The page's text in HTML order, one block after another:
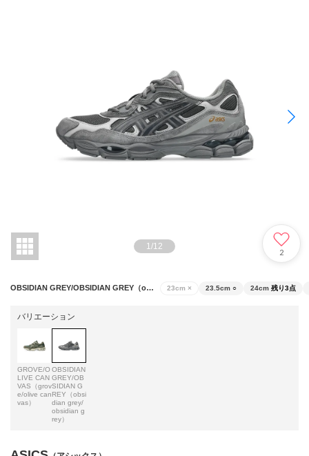
1 /12
2
OBSIDIAN GREY/OBSIDIAN GREY（obsidian grey/obsidian grey） 23cm × 23.5cm ○ 24cm 残り3点
バリエーション
GROVE/O
LIVE CAN
VAS（grov
e/olive can
vas）
OBSIDIAN
GREY/OB
SIDIAN G
REY（obsi
dian grey/
obsidian g
rey）